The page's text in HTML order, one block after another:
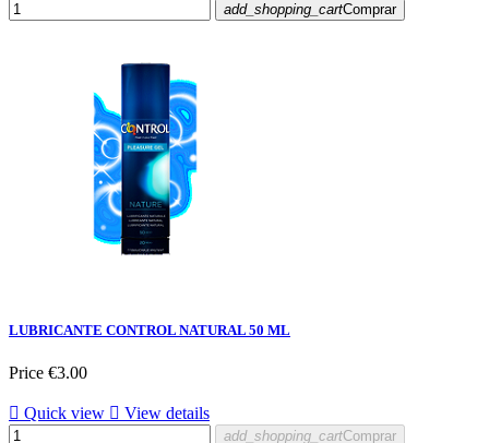
add_shopping_cartComprar
LUBRICANTE CONTROL NATURAL 50 ML
Price €3.00
 Quick view  View details
add_shopping_cartComprar